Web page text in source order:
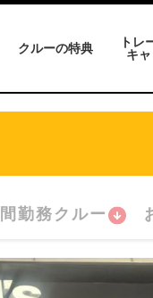
クルーの特典
トレ
キ
勤務クルー